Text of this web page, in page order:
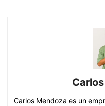
Carlos Mendoza es un